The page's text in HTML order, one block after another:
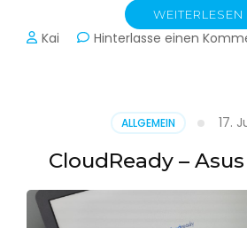
WEITERLESEN
Kai Hinterlasse einen
ALLGEMEIN 17.
CloudReady –